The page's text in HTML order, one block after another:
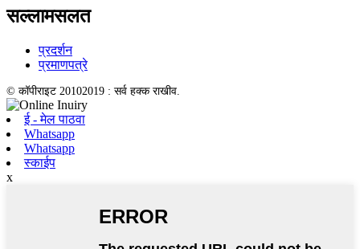
सल्लामसलत
प्रदर्शन
प्रमाणपत्रे
© कॉपीराइट 20102019 : सर्व हक्क राखीव.
ई - मेल पाठवा
Whatsapp
Whatsapp
स्काईप
x